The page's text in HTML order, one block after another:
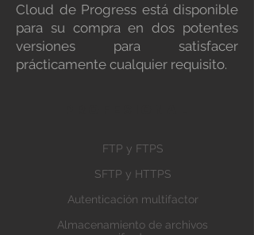
Cloud de Progress está disponible
para su compra en dos potentes
versiones para satisfacer
prácticamente cualquier requisito.
FTP y FTPS
SFTP y HTTPS
Autenticación multifactor
Almacenamiento de archivos